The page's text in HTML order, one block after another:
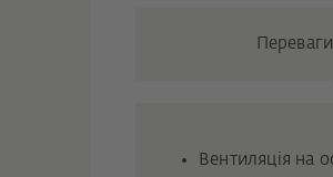
Вентиляція на